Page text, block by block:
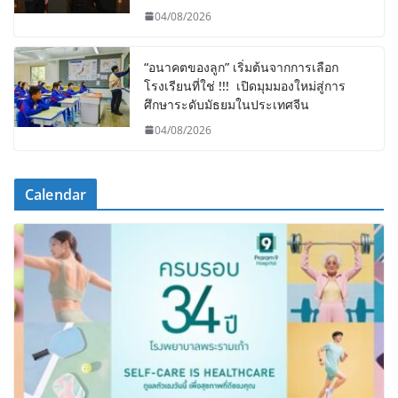
04/08/2026
“อนาคตของลูก” เริ่มต้นจากการเลือก
โรงเรียนที่ใช่ !!! เปิดมุมมองใหม่สู่การ
ศึกษาระดับมัธยมในประเทศจีน
04/08/2026
Calendar